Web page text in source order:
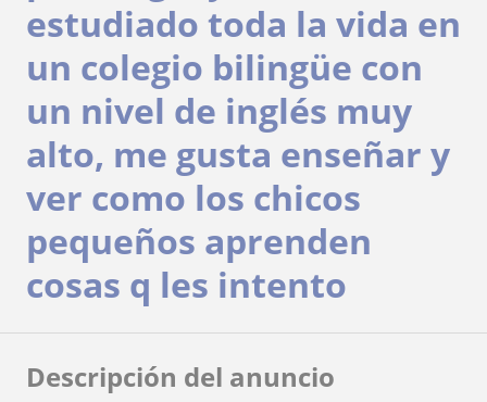
estudiado toda la vida en
un colegio bilingüe con
un nivel de inglés muy
alto, me gusta enseñar y
ver como los chicos
pequeños aprenden
cosas q les intento
Descripción del anuncio